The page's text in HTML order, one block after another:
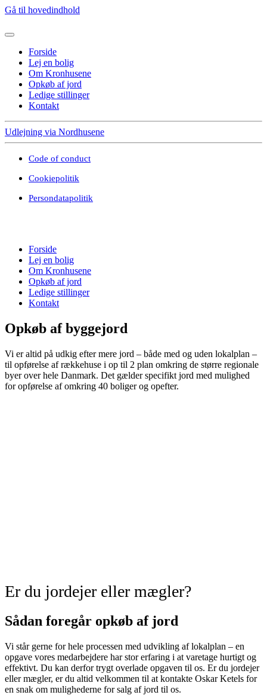
Gå til hovedindhold
Forside
Lej en bolig
Om Kronhusene
Opkøb af jord
Ledige stillinger
Kontakt
Udlejning via Nordhusene
Code of conduct
Cookiepolitik
Persondatapolitik
Forside
Lej en bolig
Om Kronhusene
Opkøb af jord
Ledige stillinger
Kontakt
Opkøb af byggejord
Vi er altid på udkig efter mere jord – både med og uden lokalplan –
til opførelse af rækkehuse i op til 2 plan omkring de større regionale
byer over hele Danmark. Det gælder specifikt jord med mulighed
for opførelse af omkring 40 boliger og opefter.
Er du jordejer eller mægler?
Sådan foregår opkøb af jord
Vi står gerne for hele processen med udvikling af lokalplan – en
opgave vores medarbejdere har stor erfaring i at varetage hurtigt og
effektivt. Du kan derfor trygt overlade opgaven til os. Er du jordejer
eller mægler, er du altid velkommen til at kontakte Oskar Ketels for
en snak om mulighederne for salg af jord til os.